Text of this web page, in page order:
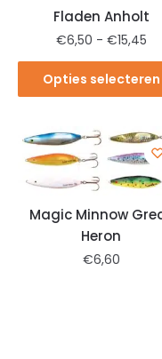
Fladen Anholt
€6,50 - €15,45
Opties selecteren
Magic Minnow
Heron
€6,60